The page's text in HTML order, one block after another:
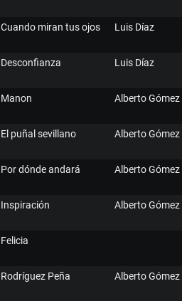
Cuando miran tus ojos Luis Díaz
Desconfianza Luis Díaz
Manon Alberto Gómez
El puñal sevillano Alberto Gómez
Por dónde andará Alberto Gómez
Inspiración Alberto Gómez
Felicia
Rodríguez Peña Alberto Gómez